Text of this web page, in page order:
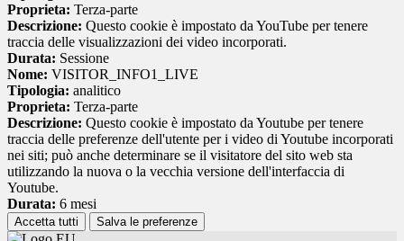
Proprieta: Terza-parte
Descrizione: Questo cookie è impostato da YouTube per tenere
traccia delle visualizzazioni dei video incorporati.
Durata: Sessione
Nome: VISITOR_INFO1_LIVE
Tipologia: analitico
Proprieta: Terza-parte
Descrizione: Questo cookie è impostato da Youtube per tenere
traccia delle preferenze dell'utente per i video di Youtube incorporati
nei siti; può anche determinare se il visitatore del sito web sta
utilizzando la nuova o la vecchia versione dell'interfaccia di
Youtube.
Durata: 6 mesi
Accetta tutti Salva le preferenze